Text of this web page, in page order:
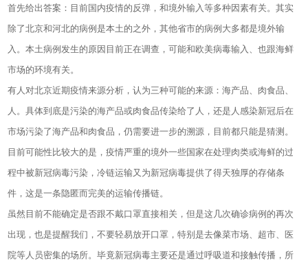
首先给出答案：目前国内疫情的反弹，和境外输入等多种因素有关。其实
除了北京和河北的病例是本土的之外，其他省市的病例大多都是境外输
入。本土病例发生的原因目前正在调查，可能和欧美病毒输入、也跟海鲜
市场的环境有关。
有人对北京近期疫情来源分析，认为三种可能的来源：海产品、肉食品、
人。具体到底是污染的海产品或肉食品传染给了人，还是人感染新冠后在
市场污染了海产品和肉食品，仍需要进一步的溯源，目前都只能是猜测。
目前可能性比较大的是，疫情严重的境外一些国家在处理肉类或海鲜的过
程中被新冠病毒污染，冷链运输又为新冠病毒提供了得天独厚的存储条
件，这是一条隐匿而完美的运输传播链。
虽然目前不能确定是否跟不戴口罩直接相关，但是这几次确诊病例的再次
出现，也是提醒我们，不要轻易放开口罩，特别是去像菜市场、超市、医
院等人员密集的场所。毕竟新冠病毒主要还是通过呼吸道和接触传播，所